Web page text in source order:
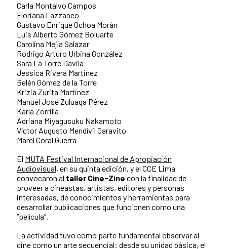
Carla Montalvo Campos
Floriana Lazzaneo
Gustavo Enrique Ochoa Morán
Luis Alberto Gómez Boluarte
Carolina Mejía Salazar
Rodrigo Arturo Urbina González
Sara La Torre Davila
Jessica Rivera Martinez
Belén Gómez de la Torre
Krizia Zurita Martinez
Manuel José Zuluaga Pérez
Karla Zorrilla
Adriana Miyagusuku Nakamoto
Víctor Augusto Mendívil Garavito
Marel Coral Guerra
El MUTA Festival Internacional de Apropiación
Audiovisual, en su quinta edición, y el CCE Lima
convocaron al taller Cine-Zine con la finalidad de
proveer a cineastas, artistas, editores y personas
interesadas, de conocimientos y herramientas para
desarrollar publicaciones que funcionen como una
“película”.
La actividad tuvo como parte fundamental observar al
cine como un arte secuencial: desde su unidad básica, el